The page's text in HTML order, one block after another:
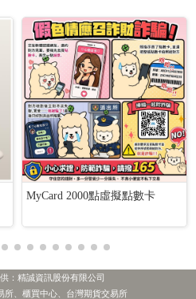
MyCard 2000點虛擬點數卡
：精誠資訊股份有限公司
所、櫃買中心、台灣期貨交易所